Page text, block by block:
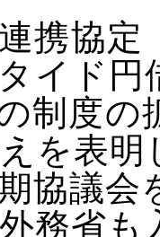
携協定
イド
制度の
を表明
協議
務省